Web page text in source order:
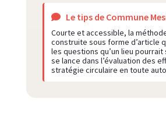
Le tips de Commune
Courte et accessible, la
construite sous forme d’article
les questions qu’un lieu pourrait
se lance dans l’évaluation des
stratégie circulaire en toute